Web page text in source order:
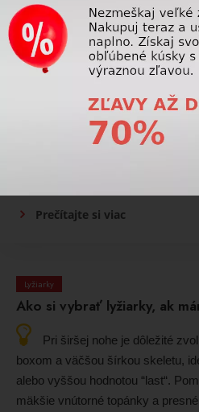
Lyžiarky
Čo robiť, keď ma po hodine
lýtka?
Bolesť lýtok po krátkom
spôsobená tlakom lyžiarok v
postojom alebo nadmerným
môže úprava lyžiarok, korekcia
Prečítajte si viac
Lyžiarky
Ako si vybrať lyžiarky, ak
Pri širšej nohe je dôležité
boxom a väčšou šírkou skeletu,
alebo vyššou hodnotou “last“.
mäkšie vnútorné topánky a